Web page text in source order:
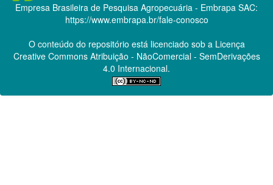
Empresa Brasileira de Pesquisa Agropecuária - Embrapa SAC:
https://www.embrapa.br/fale-conosco
O conteúdo do repositório está licenciado sob a Licença
Creative CommonsAtribuição - NãoComercial - SemDerivações
4.0 Internacional.